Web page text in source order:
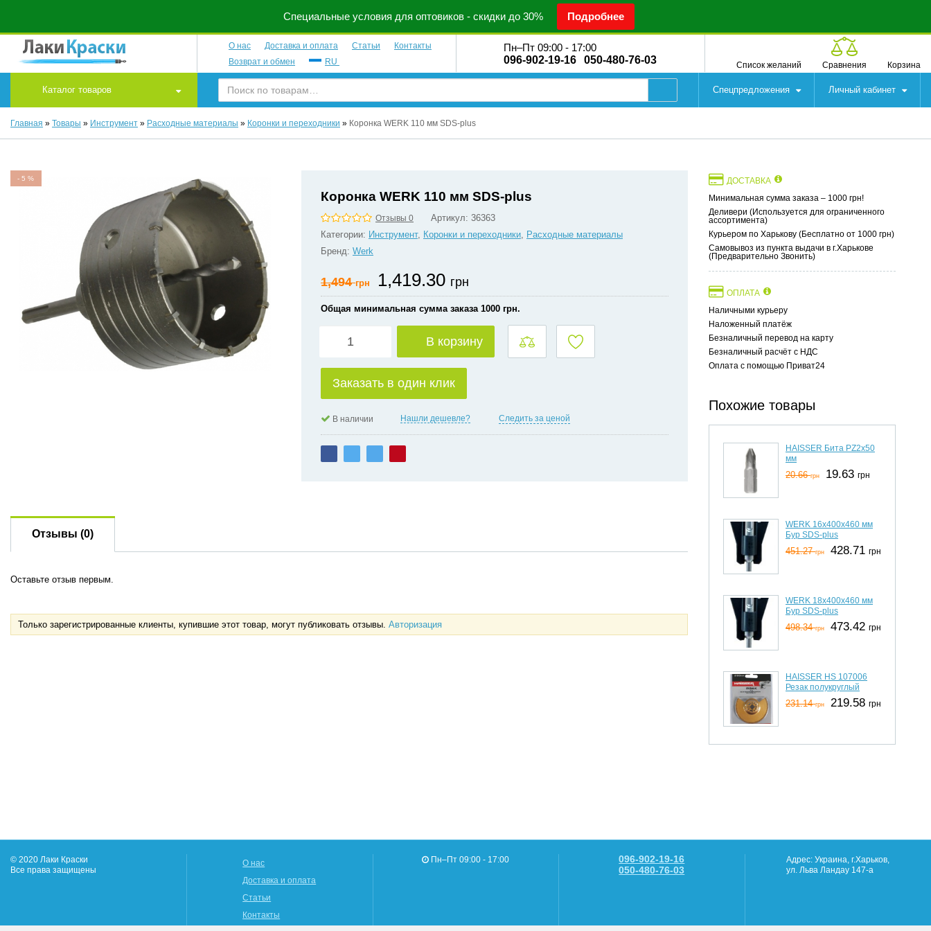
Специальные условия для оптовиков - скидки до 30% Подробнее
О нас Доставка и оплата Статьи
Контакты
Возврат и обмен
RU
Пн–Пт 09:00 - 17:00
096-902-19-16
050-480-76-03 Список желаний Сравнения Корзина
Каталог товаров Спецпредложения Личный кабинет
Главная » Товары » Инструмент » Расходные материалы » Коронки и переходники » Коронка WERK 110 мм SDS-plus
-5%
Коронка WERK 110 мм SDS-plus
Отзывы 0 Артикул: 36363
Категории: Инструмент, Коронки и переходники, Расходные материалы
Бренд: Werk
1,494грн 1,419.30 грн
Общая минимальная сумма заказа 1000 грн.
В корзину
Заказать в один клик
В наличии Нашли дешевле? Следить за ценой
Отзывы (0)
Оставьте отзыв первым.
Только зарегистрированные клиенты, купившие этот товар, могут публиковать отзывы. Авторизация
ДОСТАВКА
Минимальная сумма заказа – 1000 грн!
Деливери (Используется для ограниченного
ассортимента)
Курьером по Харькову (Бесплатно от 1000 грн)
Самовывоз из пункта выдачи в г.Харькове
(Предварительно Звонить)
ОПЛАТА
Наличными курьеру
Наложенный платёж
Безналичный перевод на карту
Безналичный расчёт с НДС
Оплата с помощью Приват24
Похожие товары
HAISSER Бита PZ2х50
мм
20.66грн 19.63 грн
WERK 16х400x460 мм
Бур SDS-plus
451.27грн 428.71 грн
WERK 18х400x460 мм
Бур SDS-plus
498.34грн 473.42 грн
HAISSER HS 107006
Резак полукруглый
231.14грн 219.58 грн
© 2020 Лаки Краски
Все права защищены
О нас
Доставка и оплата
Статьи
Контакты
Пн–Пт 09:00 - 17:00
096-902-19-16
050-480-76-03
Адрес: Украина, г.Харьков,
ул. Льва Ландау 147-а